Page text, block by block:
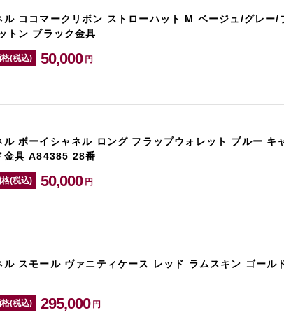
ル ココマークリボン ストローハット M ベージュ/グレー/
トン ブラック金具
(税込) 50,000 円
ル ボーイシャネル ロング フラップウォレット ブルー キ
金具 A84385 28番
(税込) 50,000 円
ル スモール ヴァニティケース レッド ラムスキン ゴール
(税込) 295,000 円